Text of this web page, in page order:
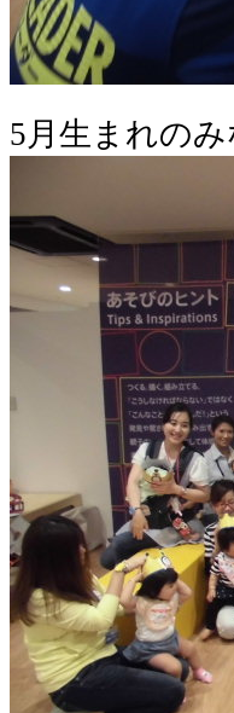
5月生まれの